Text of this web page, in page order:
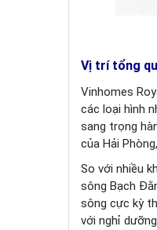
Vị trí tổng
Vinhomes
các loại hình
sang trọng
của Hải
So với nhiều
sông Bạch
sông cực kỳ
với nghỉ